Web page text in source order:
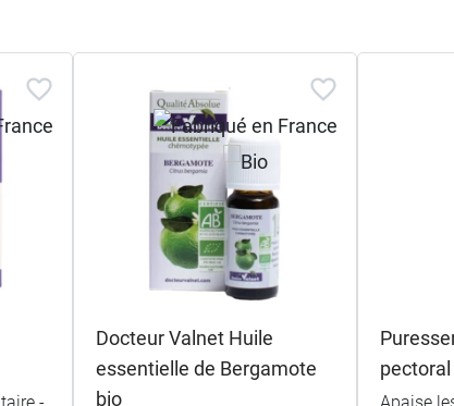
Docteur Valnet Huile
essentielle de Bergamote
bio
pectoral